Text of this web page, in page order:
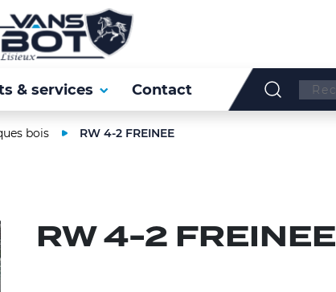
& services Contact Search:
bois RW 4-2 FREINEE
RW 4-2 FREINEE